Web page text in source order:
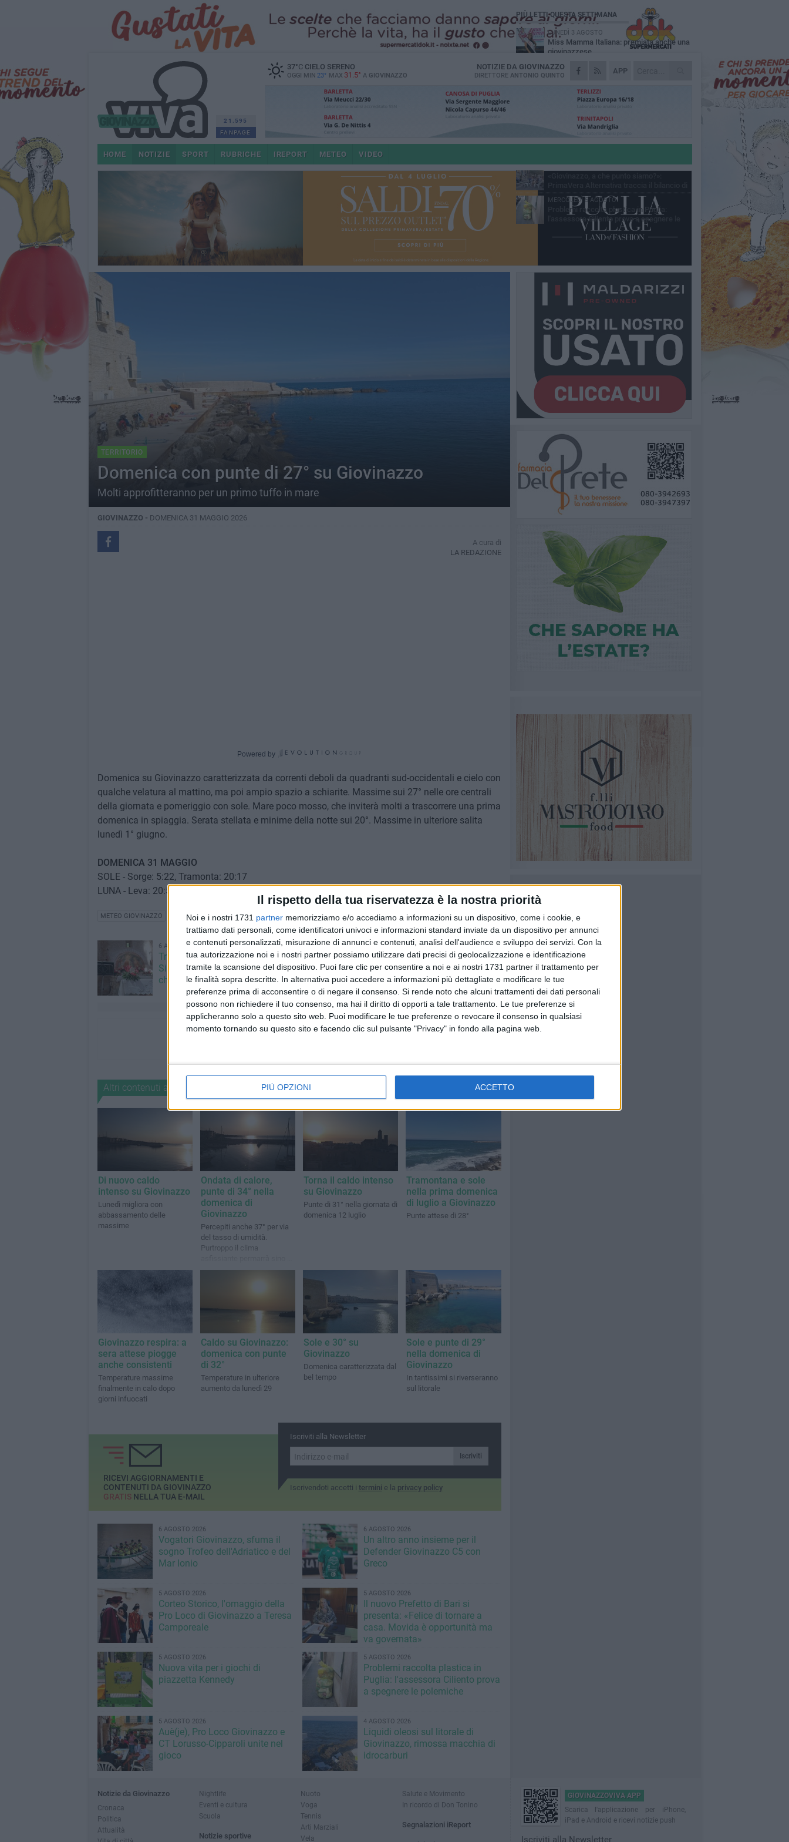
Il rispetto della tua riservatezza è la nostra priorità
Noi e i nostri 1731 partner memorizziamo e/o accediamo a informazioni su un dispositivo, come i cookie, e
trattiamo dati personali, come identificatori univoci e informazioni standard inviate da un dispositivo per annunci
e contenuti personalizzati, misurazione di annunci e contenuti, analisi dell'audience e sviluppo dei servizi. Con la
tua autorizzazione noi e i nostri partner possiamo utilizzare dati precisi di geolocalizzazione e identificazione
tramite la scansione del dispositivo. Puoi fare clic per consentire a noi e ai nostri 1731 partner il trattamento per
le finalità sopra descritte. In alternativa puoi accedere a informazioni più dettagliate e modificare le tue
preferenze prima di acconsentire o di negare il consenso. Si rende noto che alcuni trattamenti dei dati personali
possono non richiedere il tuo consenso, ma hai il diritto di opporti a tale trattamento. Le tue preferenze si
applicheranno solo a questo sito web. Puoi modificare le tue preferenze o revocare il consenso in qualsiasi
momento tornando su questo sito e facendo clic sul pulsante "Privacy" in fondo alla pagina web.
PIÙ OPZIONI ACCETTO
21.595
FANPAGE
37°CCIELO SERENO
OGGI MIN 23° MAX 31.5° A GIOVINAZZO
APP
NOTIZIE DA GIOVINAZZO
DIRETTORE ANTONIO QUINTO
HOME NOTIZIE SPORT RUBRICHE IREPORT METEO VIDEO
TERRITORIO
Domenica con punte di 27° su Giovinazzo
Molti approfitteranno per un primo tuffo in mare
GIOVINAZZO - DOMENICA 31 MAGGIO 2026
A cura di
LA REDAZIONE
Powered by
Domenica su Giovinazzo caratterizzata da correnti deboli da quadranti sud-occidentali e cielo con
qualche velatura al mattino, ma poi ampio spazio a schiarite. Massime sui 27° nelle ore centrali
della giornata e pomeriggio con sole. Mare poco mosso, che inviterà molti a trascorrere una prima
domenica in spiaggia. Serata stellata e minime della notte sui 20°. Massime in ulteriore salita
lunedì 1° giugno.
DOMENICA 31 MAGGIO
SOLE - Sorge: 5:22, Tramonta: 20:17
LUNA - Leva: 20:58, Cala: 4:52 - Gibbosa calante
METEO GIOVINAZZO
6 AGOSTO 2026
Trasfigurazione di Nostro
Signore: il programma alla
chiesetta del Padre Eterno
6 AGOSTO 2026
Lavori sul litorale, gli
aggiornamenti del sindaco di
Giovinazzo - FOTO
Altri contenuti a tema
Di nuovo caldo
intenso su Giovinazzo
Lunedì migliora con
abbassamento delle
massime
Ondata di calore,
punte di 34° nella
domenica di
Giovinazzo
Percepiti anche 37° per via
del tasso di umidità.
Purtroppo il clima
martedì 21 luglio
Torna il caldo intenso
su Giovinazzo
Punte di 31° nella giornata di
domenica 12 luglio
Tramontana e sole
nella prima domenica
di luglio a Giovinazzo
Punte attese di 28°
Giovinazzo respira: a
sera attese piogge
anche consistenti
Temperature massime
finalmente in calo dopo
giorni infuocati
Caldo su Giovinazzo:
domenica con punte
di 32°
Temperature in ulteriore
aumento da lunedì 29
Sole e 30° su
Giovinazzo
Domenica caratterizzata dal
bel tempo
Sole e punte di 29°
nella domenica di
Giovinazzo
In tantissimi si riverseranno
sul litorale
Iscriviti alla Newsletter
Iscriviti
Iscrivendoti accetti i termini e la privacy policy
RICEVI AGGIORNAMENTI E
CONTENUTI DA GIOVINAZZO
GRATISNELLA TUA E-MAIL
6 AGOSTO 2026
Vogatori Giovinazzo, sfuma il
sogno Trofeo dell'Adriatico e del
Mar Ionio
6 AGOSTO 2026
Un altro anno insieme per il
Defender Giovinazzo C5 con
Greco
5 AGOSTO 2026
Corteo Storico, l'omaggio della
Pro Loco di Giovinazzo a Teresa
Camporeale
5 AGOSTO 2026
Il nuovo Prefetto di Bari si
presenta: «Felice di tornare a
casa. Movida è opportunità ma
va governata»
5 AGOSTO 2026
Nuova vita per i giochi di
piazzetta Kennedy
5 AGOSTO 2026
Problemi raccolta plastica in
Puglia: l'assessora Ciliento prova
a spegnere le polemiche
5 AGOSTO 2026
Auè(je), Pro Loco Giovinazzo e
CT Lorusso-Cipparoli unite nel
gioco
4 AGOSTO 2026
Liquidi oleosi sul litorale di
Giovinazzo, rimossa macchia di
idrocarburi
PIÙ LETTI QUESTA SETTIMANA
LUNEDÌ 3 AGOSTO
Miss Mamma Italiana: premiata anche una
giovinazzese
MARTEDÌ 4 AGOSTO
Liquidi oleosi sul litorale di Giovinazzo,
VENERDÌ 31 LUGLIO
mito di Mina, la comicità di Uccio De Santis
e il ritmo del Salento
"Officina Handmade", a Giovinazzo apre la
LUNEDÌ 3 AGOSTO
4 anni di Sollecito
MERCOLEDÌ 5 AGOSTO
Problemi raccolta plastica in Puglia:
l'assessora Ciliento prova a spegnere le
Notizie da Giovinazzo
Cronaca
Politica
Attualità
Nightlife
Eventi e cultura
Scuola
Notizie sportive
Nuoto
Voga
Tennis
Arti Marziali
Vela
Salute e Movimento
In ricordo di Don Tonino
Segnalazioni iReport
GIOVINAZZOVIVA APP
Scarica l'applicazione per iPhone,
iPad e Android e ricevi notizie push
Iscriviti alla Newsletter